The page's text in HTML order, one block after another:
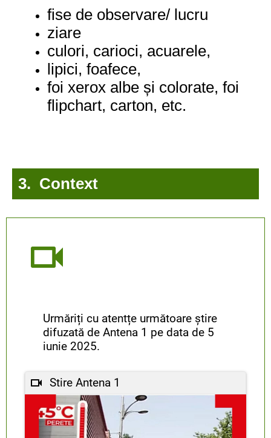
fise de observare/ lucru
ziare
culori, carioci, acuarele,
lipici, foafece,
foi xerox albe și colorate, foi
flipchart, carton, etc.
3. Context
Urmăriți cu atentțe următoare știre
difuzată de Antena 1 pe data de 5
iunie 2025.
Stire Antena 1